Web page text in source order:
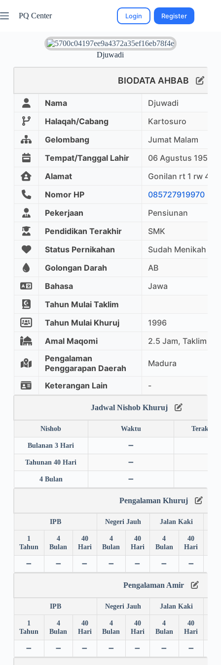
PQ Center Login Register
Djuwadi
BIODATA AHBAB
Nama
Djuwadi
Halaqah/Cabang
Kartosuro
Gelombang
Jumat Malam
Tempat/Tanggal Lahir
06 Agustus 1956
Alamat
Gonilan rt 1 rw 4
Nomor HP
085727919970
Pekerjaan
Pensiunan
Pendidikan Terakhir
SMK
Status Pernikahan
Sudah Menikah
Golongan Darah
AB
Bahasa
Jawa
Tahun Mulai Taklim
Tahun Mulai Khuruj
1996
Amal Maqomi
2.5 Jam, Taklim
Pengalaman
Penggarapan Daerah
Madura
Keterangan Lain -
Jadwal Nishob Khuruj
Nishob Waktu Terakhir
Bulanan 3 Hari ➖
Tahunan 40 Hari ➖
4 Bulan ➖
Pengalaman Khuruj
IPB Negeri Jauh Jalan Kaki
1
Tahun
4
Bulan
40
Hari
4
Bulan
40
Hari
4
Bulan
40
Hari
➖ ➖ ➖ ➖ ➖ ➖ ➖
Pengalaman Amir
IPB Negeri Jauh Jalan Kaki
1
Tahun
4
Bulan
40
Hari
4
Bulan
40
Hari
4
Bulan
40
Hari
➖ ➖ ➖ ➖ ➖ ➖ ➖